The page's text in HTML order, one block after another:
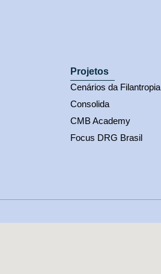
Projetos
Cenários da Filantropia
Consolida
CMB Academy
Focus DRG Brasil